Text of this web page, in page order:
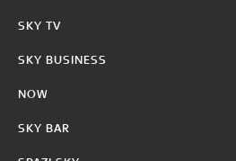
SKY TV
SKY BUSINESS
NOW
SKY BAR